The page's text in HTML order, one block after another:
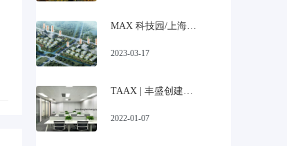
MAX 科技园/上海宝山美兰湖科技园招商
2023-03-17
TAAX | 丰盛创建大厦
2022-01-07